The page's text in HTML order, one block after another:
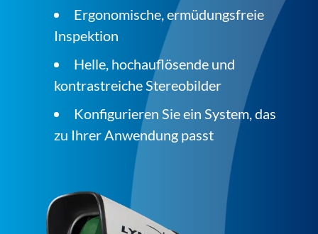
Ergonomische, ermüdungsfreie
Inspektion
Helle, hochauflösende und
kontrastreiche Stereobilder
Konfigurieren Sie ein System, das
zu Ihrer Anwendung passt